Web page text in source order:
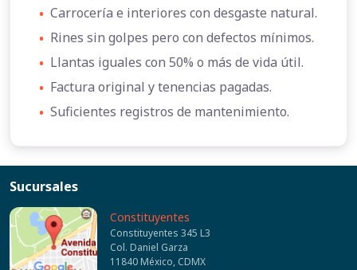
• Carrocería e interiores con desgaste natural.
• Rines sin golpes pero con defectos mínimos.
• Llantas iguales con 50% o más de vida útil.
• Factura original y tenencias pagadas.
• Suficientes registros de mantenimiento.
Sucursales
Constituyentes
Constituyentes 345 L3
Col. Daniel Garza
11840 México, CDMX